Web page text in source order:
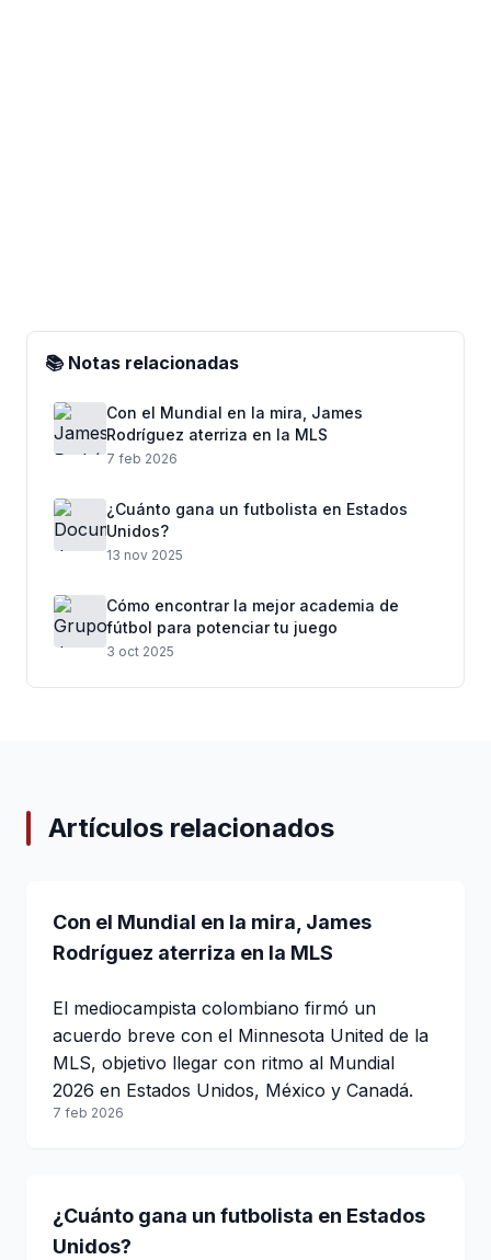
📚 Notas relacionadas
Con el Mundial en la mira, James
Rodríguez aterriza en la MLS
7 feb 2026
¿Cuánto gana un futbolista en Estados
Unidos?
13 nov 2025
Cómo encontrar la mejor academia de
fútbol para potenciar tu juego
3 oct 2025
Artículos relacionados
Con el Mundial en la mira, James
Rodríguez aterriza en la MLS
El mediocampista colombiano firmó un
acuerdo breve con el Minnesota United de la
MLS, objetivo llegar con ritmo al Mundial
2026 en Estados Unidos, México y Canadá.
7 feb 2026
¿Cuánto gana un futbolista en Estados
Unidos?